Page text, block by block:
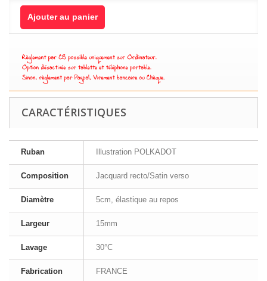
Ajouter au panier
CARACTÉRISTIQUES
Ruban Illustration POLKADOT
Composition Jacquard recto/Satin verso
Diamètre 5cm, élastique au repos
Largeur 15mm
Lavage 30°C
Fabrication FRANCE